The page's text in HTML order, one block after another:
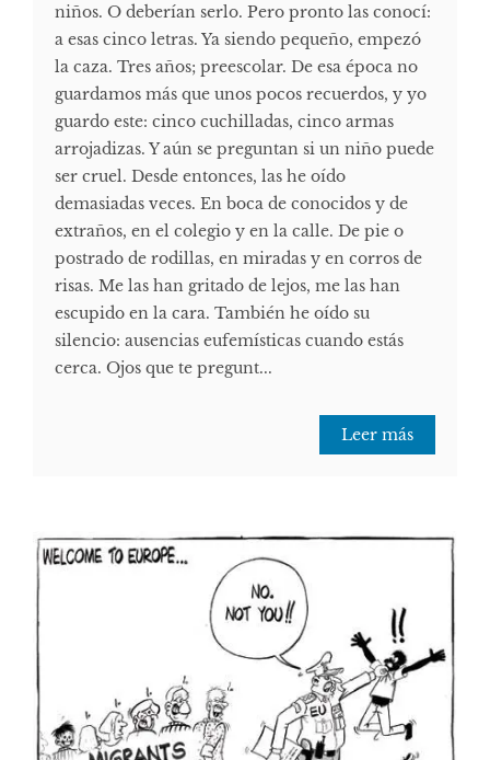
niños. O deberían serlo. Pero pronto las conocí:
a esas cinco letras. Ya siendo pequeño, empezó
la caza. Tres años; preescolar. De esa época no
guardamos más que unos pocos recuerdos, y yo
guardo este: cinco cuchilladas, cinco armas
arrojadizas. Y aún se preguntan si un niño puede
ser cruel. Desde entonces, las he oído
demasiadas veces. En boca de conocidos y de
extraños, en el colegio y en la calle. De pie o
postrado de rodillas, en miradas y en corros de
risas. Me las han gritado de lejos, me las han
escupido en la cara. También he oído su
silencio: ausencias eufemísticas cuando estás
cerca. Ojos que te pregunt...
Leer más